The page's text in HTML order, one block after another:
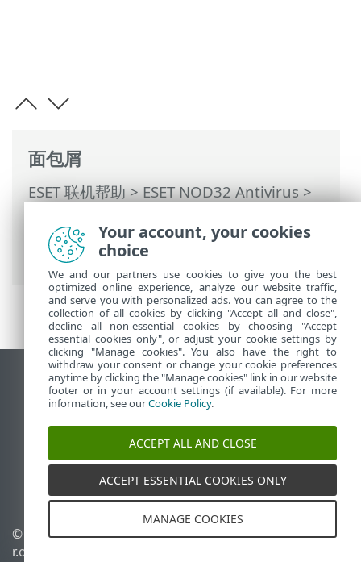
面包屑
ESET 联机帮助>ESET NOD32 Antivirus>
样本以供分析> 选择样本以供分析 - 可疑站
查看桌面站点
End of Life
ESET 知识库
ESET Status Portal
区域支持
© 1992 - 2025 ESET, spol. s
r.o. - 保留所有权利。
管理 Cookie
Your account, your cookies
choice
We and our partners use cookies to give you the best
optimized online experience, analyze our website traffic,
and serve you with personalized ads. You can agree to the
collection of all cookies by clicking "Accept all and close",
decline all non-essential cookies by choosing "Accept
essential cookies only", or adjust your cookie settings by
clicking "Manage cookies". You also have the right to
withdraw your consent or change your cookie preferences
anytime by clicking the "Manage cookies" link in our website
footer or in your account settings (if available). For more
information, see ourCookie Policy.
ACCEPT ALL AND CLOSE
ACCEPT ESSENTIAL COOKIES ONLY
MANAGE COOKIES